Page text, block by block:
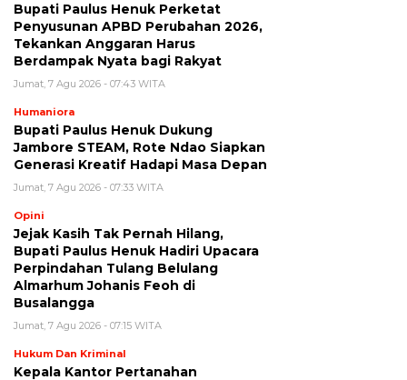
Bupati Paulus Henuk Perketat
Penyusunan APBD Perubahan 2026,
Tekankan Anggaran Harus
Berdampak Nyata bagi Rakyat
Jumat, 7 Agu 2026 - 07:43 WITA
Humaniora
Bupati Paulus Henuk Dukung
Jambore STEAM, Rote Ndao Siapkan
Generasi Kreatif Hadapi Masa Depan
Jumat, 7 Agu 2026 - 07:33 WITA
Opini
Jejak Kasih Tak Pernah Hilang,
Bupati Paulus Henuk Hadiri Upacara
Perpindahan Tulang Belulang
Almarhum Johanis Feoh di
Busalangga
Jumat, 7 Agu 2026 - 07:15 WITA
Hukum Dan Kriminal
Kepala Kantor Pertanahan